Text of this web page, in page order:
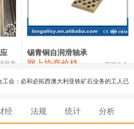
24,400
39,300 0
升发
锡青铜自润滑轴承
网上协商价格 芜湖合金
董事长王兴兴网上路演时表示，报告期内，公司
经 法规 统计 分析